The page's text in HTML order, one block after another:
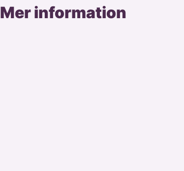
Mer information